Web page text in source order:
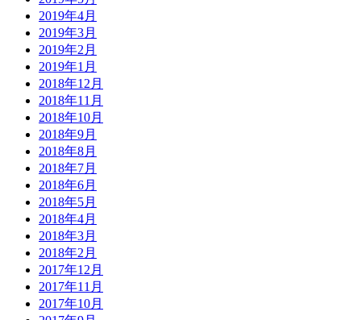
2019年4月
2019年3月
2019年2月
2019年1月
2018年12月
2018年11月
2018年10月
2018年9月
2018年8月
2018年7月
2018年6月
2018年5月
2018年4月
2018年3月
2018年2月
2017年12月
2017年11月
2017年10月